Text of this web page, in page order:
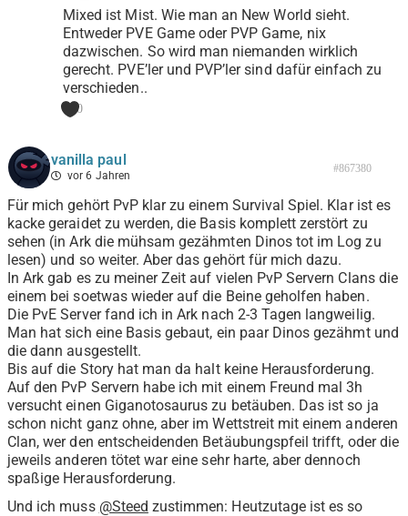
Mixed ist Mist. Wie man an New World sieht.
Entweder PVE Game oder PVP Game, nix
dazwischen. So wird man niemanden wirklich
gerecht. PVE’ler und PVP’ler sind dafür einfach zu
verschieden..
0
vanilla paul
vor 6 Jahren
#867380
Für mich gehört PvP klar zu einem Survival Spiel. Klar ist es
kacke geraidet zu werden, die Basis komplett zerstört zu
sehen (in Ark die mühsam gezähmten Dinos tot im Log zu
lesen) und so weiter. Aber das gehört für mich dazu.
In Ark gab es zu meiner Zeit auf vielen PvP Servern Clans die
einem bei soetwas wieder auf die Beine geholfen haben.
Die PvE Server fand ich in Ark nach 2-3 Tagen langweilig.
Man hat sich eine Basis gebaut, ein paar Dinos gezähmt und
die dann ausgestellt.
Bis auf die Story hat man da halt keine Herausforderung.
Auf den PvP Servern habe ich mit einem Freund mal 3h
versucht einen Giganotosaurus zu betäuben. Das ist so ja
schon nicht ganz ohne, aber im Wettstreit mit einem anderen
Clan, wer den entscheidenden Betäubungspfeil trifft, oder die
jeweils anderen tötet war eine sehr harte, aber dennoch
spaßige Herausforderung.
Und ich muss @Steed zustimmen: Heutzutage ist es so